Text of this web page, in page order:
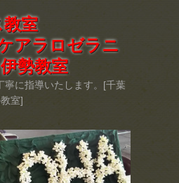
室
アラロゼラニ
勢教室
寧に指導いたします。[千葉
室]